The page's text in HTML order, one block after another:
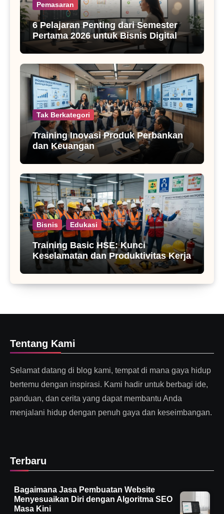
Pemasaran
6 Pelajaran Penting dari Semester
Pertama 2026 untuk Bisnis Digital
Tak Berkategori
Training Inovasi Produk Perbankan
dan Keuangan
Bisnis Edukasi
Training Basic HSE: Kunci
Keselamatan dan Produktivitas Kerja
Tentang Kami
Selamat datang di blog kami, tempat di mana gaya hidup
bertemu dengan inspirasi. Kami hadir untuk berbagi ide,
panduan, dan cerita yang dapat membantu Anda
menjalani hidup dengan penuh gaya dan keseimbangan.
Terbaru
Bagaimana Jasa Pembuatan Website
Menyesuaikan Diri dengan Algoritma SEO
Masa Kini